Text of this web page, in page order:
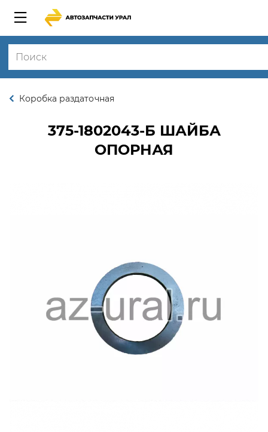
Коробка раздаточная
375-1802043-Б ШАЙБА
ОПОРНАЯ